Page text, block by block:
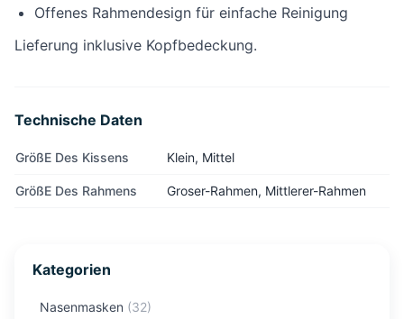
Kategorien
Nasenmasken (32)
Offenes Rahmendesign für einfache Reinigung
Lieferung inklusive Kopfbedeckung.
Technische Daten
GrößE Des Kissens Klein, Mittel
GrößE Des Rahmens Groser-Rahmen, Mittlerer-Rahmen